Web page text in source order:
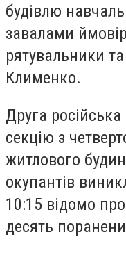
будівлю
завалами
рятувальники
Клименко.
Друга
секцію з
житлового
окупантів
10:15 відомо
десять